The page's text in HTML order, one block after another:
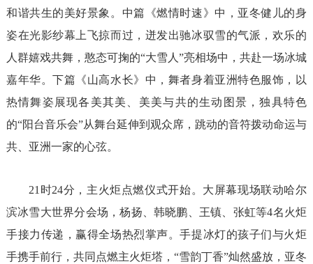
和谐共生的美好景象。中篇《燃情时速》中，亚冬健儿的身
姿在光影纱幕上飞掠而过，迸发出驰冰驭雪的气派，欢乐的
人群嬉戏共舞，憨态可掬的“大雪人”亮相场中，共赴一场冰城
嘉年华。下篇《山高水长》中，舞者身着亚洲特色服饰，以
热情舞姿展现各美其美、美美与共的生动图景，独具特色
的“阳台音乐会”从舞台延伸到观众席，跳动的音符拨动命运与
共、亚洲一家的心弦。
21时24分，主火炬点燃仪式开始。大屏幕现场联动哈尔
滨冰雪大世界分会场，杨扬、韩晓鹏、王镇、张虹等4名火炬
手接力传递，赢得全场热烈掌声。手提冰灯的孩子们与火炬
手携手前行，共同点燃主火炬塔，“雪韵丁香”灿然盛放，亚冬